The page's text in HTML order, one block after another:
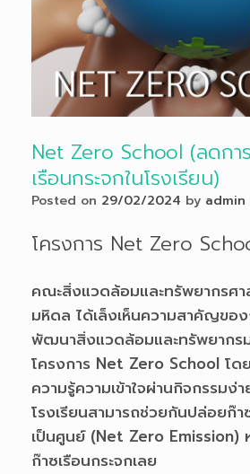
Net Zero School (ลดกา
เรือนกระจกในโรงเรียน)
Posted on 29/02/2024 by admin
โครงการ Net Zero
คณะสิ่งแวดล้อมและทรัพยากรศ
มหิดล ได้เล็งเห็นความสาคัญของ
พัฒนาสิ่งแวดล้อมและทรัพยากร
โครงการ Net Zero School โด
ความรู้ความเข้าใจผ่านกิจกรรมง่
โรงเรียนสามารถช่วยกันปล่อยก๊า
เป็นศูนย์ (Net Zero Emission)
ก๊าซเรือนกระจกเลย